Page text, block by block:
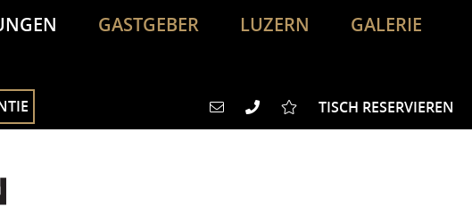
GASTGEBER LUZERN
GALERIE
TISCH RESERVIEREN